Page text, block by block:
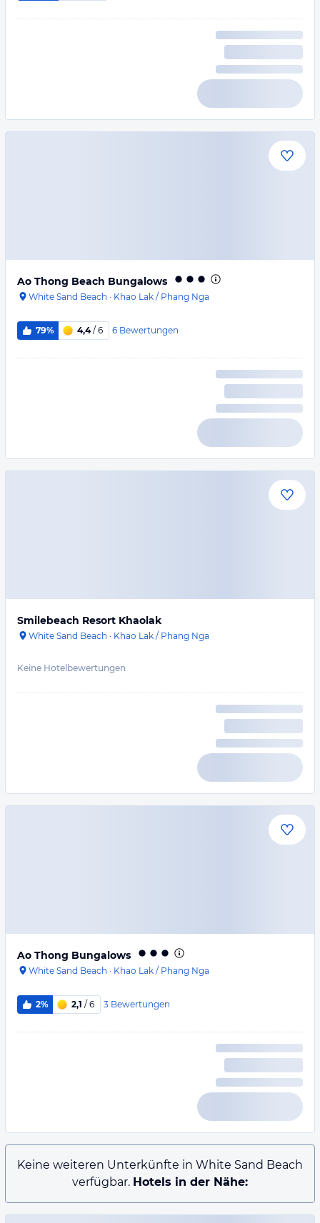
Ao Thong Beach Bungalows
White Sand Beach · Khao Lak / Phang Nga
79% 4,4/ 6 6 Bewertungen
Smilebeach Resort Khaolak
White Sand Beach · Khao Lak / Phang Nga
Keine Hotelbewertungen
Ao Thong Bungalows
White Sand Beach · Khao Lak / Phang Nga
2% 2,1 / 6 3 Bewertungen
Keine weiteren Unterkünfte in White Sand Beach
verfügbar. Hotels in der Nähe: